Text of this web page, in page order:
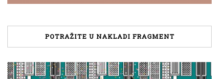
POTRAŽITE U NAKLADI FRAGMENT